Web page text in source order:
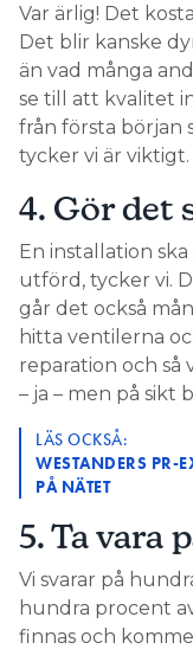
”Jag vill ha
några
inte vara
och pillat i
– Det finns de
värmepumparna
stickkontakt i
med elen, och
ryggen fri om det
framtiden och vill
inne och pillat i
koppla in elen
Kunden, som har
fördragit elen från
Var ärlig! Det
Det blir kanske
än vad många
se till att kvalitet
från första början
tycker vi är viktigt.
4. Gör det
En installation
utförd, tycker vi.
går det också
hitta ventilerna
reparation och så
– ja – men på sikt
LÄS OCKSÅ:
WESTANDERS PR-
PÅ NÄTET
5. Ta vara
Vi svarar på
hundra procent
finnas och